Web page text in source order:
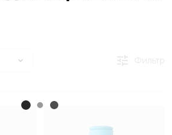
Фильтр